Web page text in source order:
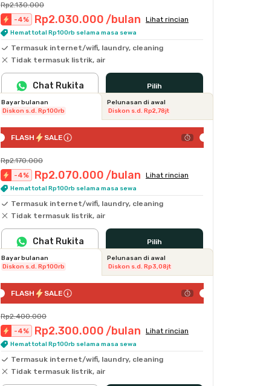
Rp2.130.000
-4% Rp2.030.000 /bulan Lihat rincian
Hemat total Rp100rb selama masa sewa
Termasuk internet/wifi, laundry, cleaning
Tidak termasuk listrik, air
Pilih
Chat Rukita
Bayar bulanan
Diskon s.d. Rp100rb
Pelunasan di awal
Diskon s.d. Rp2,78jt
FLASH SALE
Rp2.170.000
-4% Rp2.070.000 /bulan Lihat rincian
Hemat total Rp100rb selama masa sewa
Termasuk internet/wifi, laundry, cleaning
Tidak termasuk listrik, air
Pilih
Chat Rukita
Bayar bulanan
Diskon s.d. Rp100rb
Pelunasan di awal
Diskon s.d. Rp3,08jt
FLASH SALE
Rp2.400.000
-4% Rp2.300.000 /bulan Lihat rincian
Hemat total Rp100rb selama masa sewa
Termasuk internet/wifi, laundry, cleaning
Tidak termasuk listrik, air